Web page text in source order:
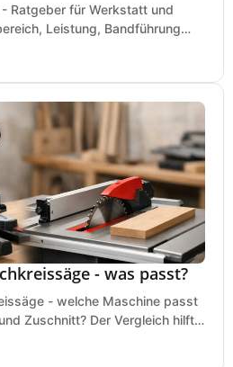
Ratgeber für Werkstatt und
Leistung, Bandführung
- was passt?
- welche Maschine passt
Zuschnitt? Der Vergleich hilft